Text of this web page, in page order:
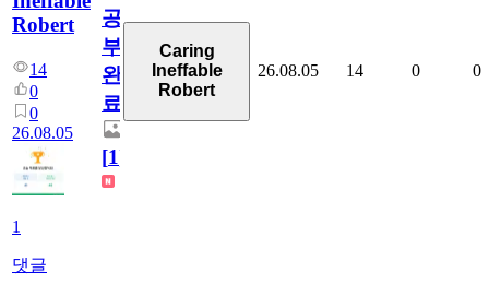
Robert
14
0
0
26.08.05
1
댓글
공
부
완
료
[1]
Caring
Ineffable
Robert
26.08.05 14 0 0